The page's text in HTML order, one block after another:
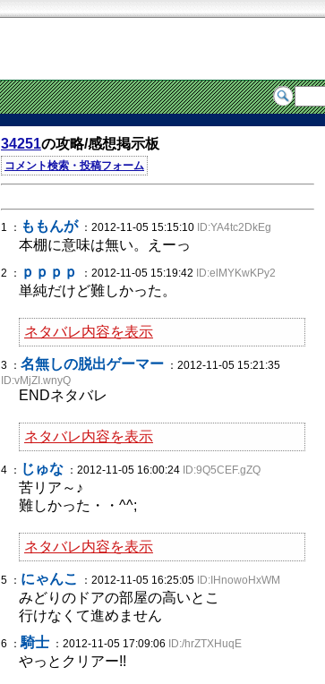
34251の攻略/感想掲示板
コメント検索・投稿フォーム
1 ： ももんが：2012-11-05 15:15:10 ID:YA4tc2DkEg
本棚に意味は無い。えーっ
2 ： ｐｐｐｐ ：2012-11-05 15:19:42 ID:elMYKwKPy2
単純だけど難しかった。
ネタバレ内容を表示
3 ： 名無しの脱出ゲーマー ：2012-11-05 15:21:35
ID:vMjZI.wnyQ
ENDネタバレ
ネタバレ内容を表示
4 ： じゅな ：2012-11-05 16:00:24 ID:9Q5CEF.gZQ
苦リア～♪
難しかった・・^^;
ネタバレ内容を表示
5 ： にゃんこ ：2012-11-05 16:25:05 ID:IHnowoHxWM
みどりのドアの部屋の高いとこ
行けなくて進めません
6 ：騎士 ：2012-11-05 17:09:06 ID:/hrZTXHuqE
やっとクリアー!!